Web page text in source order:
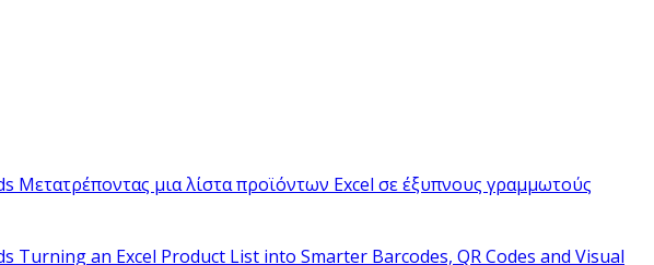
Μετατρέποντας μια λίστα προϊόντων Excel σε έξυπνους γραμμωτούς
Turning an Excel Product List into Smarter Barcodes, QR Codes and Visual